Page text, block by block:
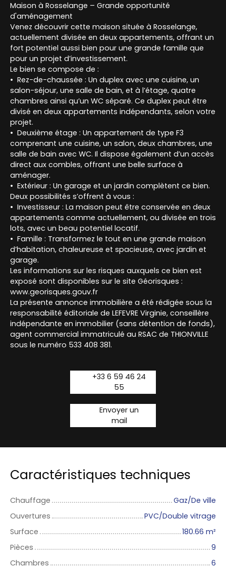
Maison à Rosselange – Grande opportunité
d'aménagement
Venez découvrir cette maison située à Rosselange,
actuellement divisée en deux appartements, offrant un
fort potentiel aussi bien pour une grande famille que
pour un projet d’investissement.
Le bien se compose de :
Rez-de-chaussée : Un duplex avec une cuisine, un
salon-séjour, une salle de bain, et à l’étage, quatre
chambres ainsi qu’un WC séparé. Ce duplex peut être
divisé en deux appartements indépendants, selon votre
projet.
Deuxième étage : Un appartement de type F3
comprenant une cuisine, un salon, deux chambres, une
salle de bain avec WC. Il dispose également d’un accès
direct aux combles, offrant une belle surface à
aménager.
Extérieur : Un garage et un jardin complètent ce bien.
Deux possibilités s’offrent à vous :
Investisseur : La maison peut être conservée en deux
appartements comme actuellement, ou divisée en trois
lots, avec un beau potentiel locatif.
Famille : Transformez le tout en une grande maison
d’habitation, chaleureuse et spacieuse, avec jardin et
garage.
Les informations sur les risques auxquels ce bien est
exposé sont disponibles sur le site Géorisques :
www.georisques.gouv.fr
La présente annonce immobilière a été rédigée sous la
responsabilité éditoriale de LEFEVRE Virginie, conseillère
indépendante en immobilier (sans détention de fonds),
agent commercial immatriculé au RSAC de THIONVILLE
sous le numéro 533 408 381.
+33 6 59 46 24
55
Envoyer un
mail
Caractéristiques techniques
Chauffage
Gaz/De ville
Ouvertures
PVC/Double vitrage
Surface
180.66 m²
Pièces
9
Chambres
6